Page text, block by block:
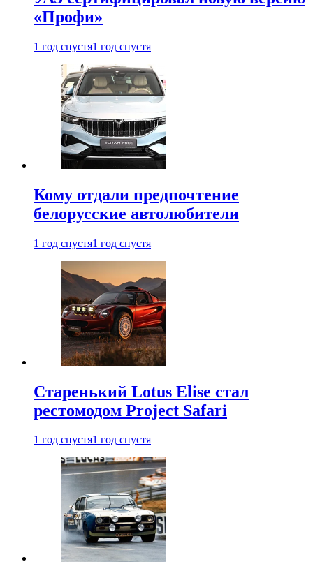
«Профи»
1 год спустя1 год спустя
Кому отдали предпочтение
белорусские автолюбители
1 год спустя1 год спустя
Старенький Lotus Elise стал
рестомодом Project Safari
1 год спустя1 год спустя